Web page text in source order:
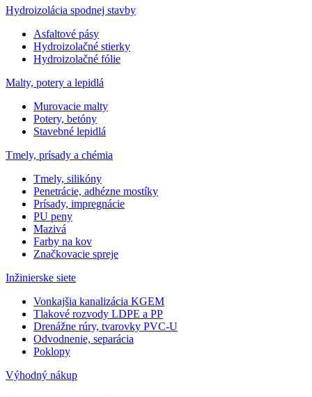
Hydroizolácia spodnej stavby
Asfaltové pásy
Hydroizolačné stierky
Hydroizolačné fólie
Malty, potery a lepidlá
Murovacie malty
Potery, betóny
Stavebné lepidlá
Tmely, prísady a chémia
Tmely, silikóny
Penetrácie, adhézne mostíky
Prísady, impregnácie
PU peny
Mazivá
Farby na kov
Značkovacie spreje
Inžinierske siete
Vonkajšia kanalizácia KGEM
Tlakové rozvody LDPE a PP
Drenážne rúry, tvarovky PVC-U
Odvodnenie, separácia
Poklopy
Výhodný nákup